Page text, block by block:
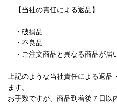
【当社の責任による返品】
・破損品
・不良品
・ご注文商品と異なる商品が届
上記のような当社責任による返
ます。
お手数ですが、商品到着後７日以